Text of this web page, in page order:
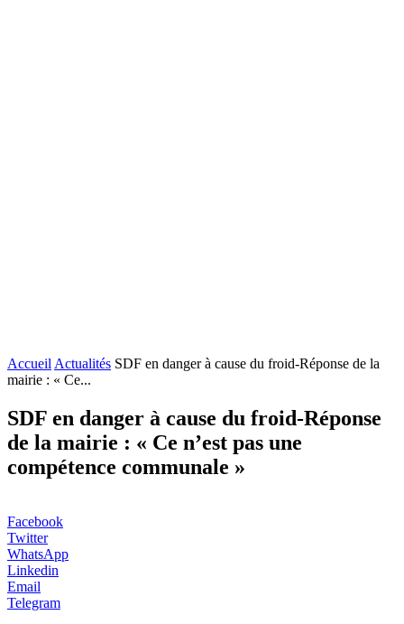
Accueil Actualités SDF en danger à cause du froid-Réponse de la
mairie : « Ce...
SDF en danger à cause du froid-Réponse
de la mairie : « Ce n’est pas une
compétence communale »
Facebook
Twitter
WhatsApp
Linkedin
Email
Telegram